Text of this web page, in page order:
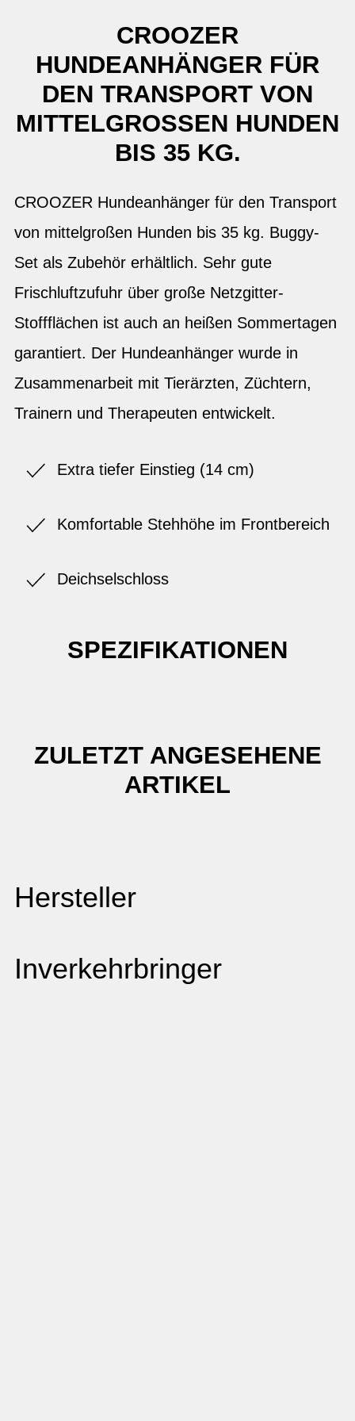
CROOZER
HUNDEANHÄNGER FÜR
DEN TRANSPORT VON
MITTELGROSSEN HUNDEN B
IS 35 KG.
CROOZER Hundeanhänger für den Transport
von mittelgroßen Hunden bis 35 kg. Buggy-
Set als Zubehör erhältlich. Sehr gute
Frischluftzufuhr über große Netzgitter-
Stoffflächen ist auch an heißen Sommertagen
garantiert. Der Hundeanhänger wurde in
Zusammenarbeit mit Tierärzten, Züchtern,
Trainern und Therapeuten entwickelt.
Extra tiefer Einstieg (14 cm)
Komfortable Stehhöhe im Frontbereich
Deichselschloss
SPEZIFIKATIONEN
ZULETZT ANGESEHENE
ARTIKEL
Hersteller
Inverkehrbringer